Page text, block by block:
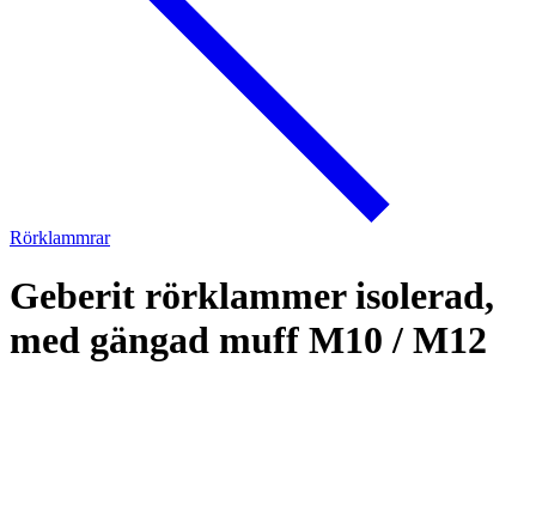
Rörklammrar
Geberit rörklammer isolerad,
med gängad muff M10 / M12